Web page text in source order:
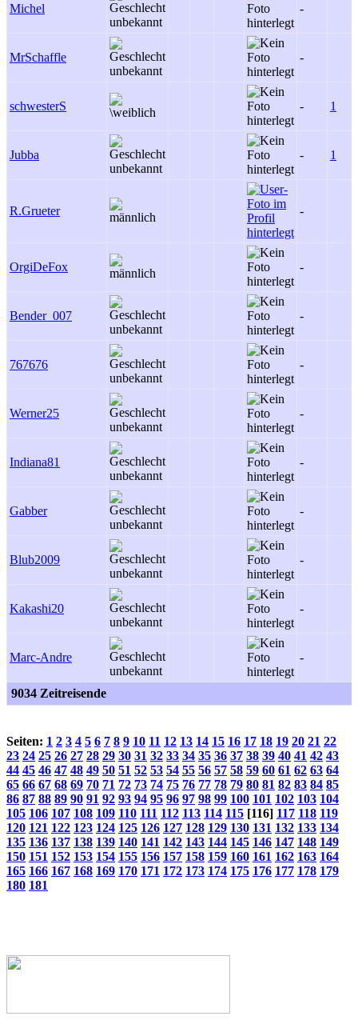
Michel -
MrSchaffle -
schwesterS - 1
Jubba - 1
R.Grueter -
OrgiDeFox -
Bender_007 -
767676 -
Werner25 -
Indiana81 -
Gabber -
Blub2009 -
Kakashi20 -
Marc-Andre -
9034 Zeitreisende
Seiten: 1 2 3 4 5 6 7 8 9 10 11 12 13 14 15 16 17 18 19 20 21 22
23 24 25 26 27 28 29 30 31 32 33 34 35 36 37 38 39 40 41 42 43
44 45 46 47 48 49 50 51 52 53 54 55 56 57 58 59 60 61 62 63 64
65 66 67 68 69 70 71 72 73 74 75 76 77 78 79 80 81 82 83 84 85
86 87 88 89 90 91 92 93 94 95 96 97 98 99 100 101 102 103 104
105 106 107 108 109 110 111 112 113 114 115 [116] 117 118 119
120 121 122 123 124 125 126 127 128 129 130 131 132 133 134
135 136 137 138 139 140 141 142 143 144 145 146 147 148 149
150 151 152 153 154 155 156 157 158 159 160 161 162 163 164
165 166 167 168 169 170 171 172 173 174 175 176 177 178 179
180 181